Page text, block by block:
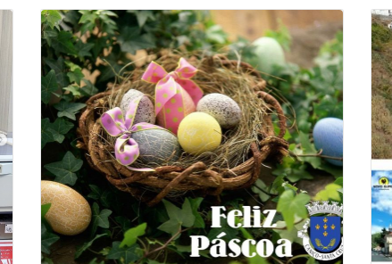
anexando a morada, contacto e o nome
completo do Encarregado de Educação.
As fotocópias poderão ser levantadas nas
instalações da Junta de Freguesia no
primeiro dia útil a seguir ao envio do
email.